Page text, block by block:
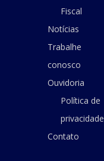
Fiscal
Notícias
Trabalhe
conosco
Ouvidoria
Política de
privacidade
Contato